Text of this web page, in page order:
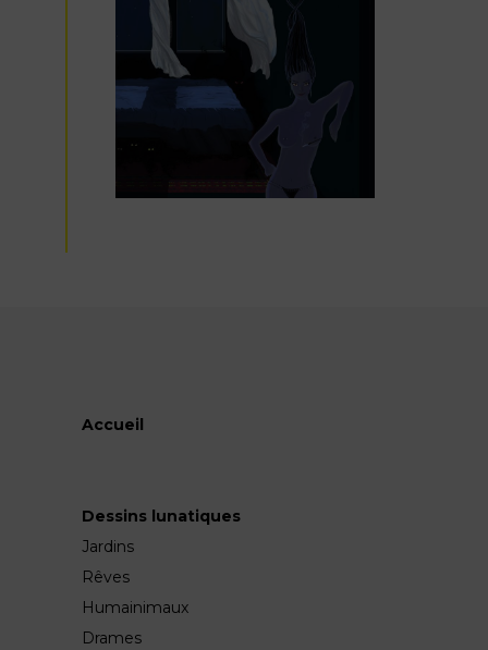
Accueil
Dessins lunatiques
Jardins
Rêves
Humainimaux
Drames